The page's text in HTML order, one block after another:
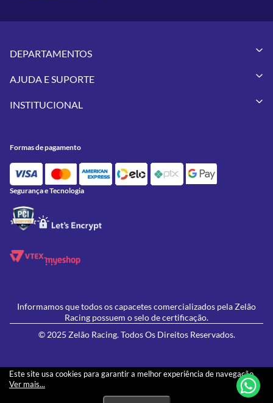
Este site usa cookies para garantir a melhor experiência de navegação.
Ver mais...
DEPARTAMENTOS
Vestuários
Pneus
Utilidades
Feminino
Lançamentos
AJUDA E SUPORTE
Meus Pedidos
Política de Privacidade
Política de Campanhas e promoções
INSTITUCIONAL
Contato
Oficina/Serviços
Formas de pagamento
Segurança e Tecnologia
Informamos que todos os capacetes comercializados pela Zelão
Racing possuem o selo de certificação.
© 2025 Zelão Racing. Todos Os Direitos Reservados.
Os preços e condições de pagamento apresentados neste site não necessariamente